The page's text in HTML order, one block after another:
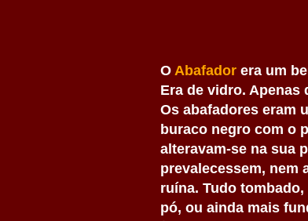
O Abafador era um
Era de vidro. Apenas
Os abafadores eram
buraco negro com o
alteravam-se na sua
prevalecessem, nem
ruína. Tudo
pó, ou ainda mais